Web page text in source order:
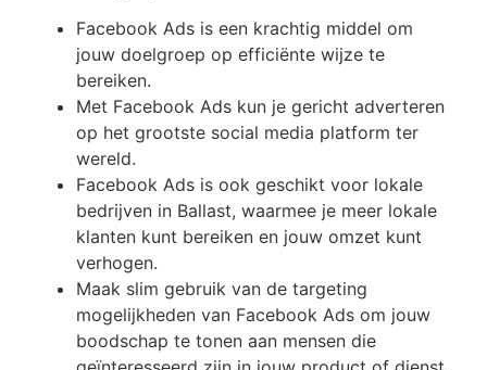
Facebook Ads is een krachtig middel om
jouw doelgroep op efficiënte wijze te
bereiken.
Met Facebook Ads kun je gericht adverteren
op het grootste social media platform ter
wereld.
Facebook Ads is ook geschikt voor lokale
bedrijven in Ballast, waarmee je meer lokale
klanten kunt bereiken en jouw omzet kunt
verhogen.
Maak slim gebruik van de targeting
mogelijkheden van Facebook Ads om jouw
boodschap te tonen aan mensen die